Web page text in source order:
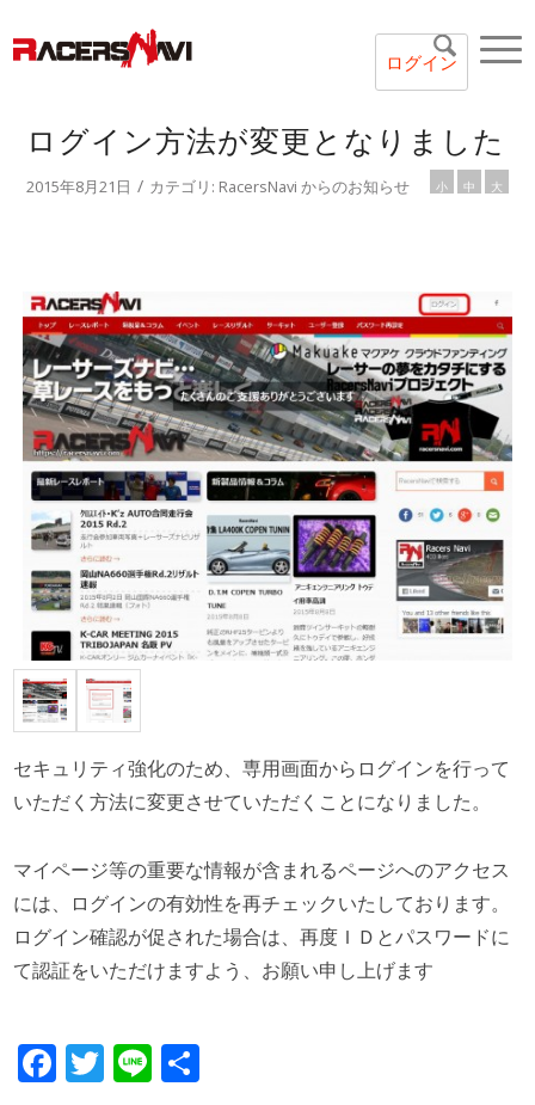
ログイン
ログイン方法が変更となりました
2015年8月21日 / カテゴリ: RacersNavi からのお知らせ 小 中 大
セキュリティ強化のため、専用画面からログインを行って
いただく方法に変更させていただくことになりました。
マイページ等の重要な情報が含まれるページへのアクセス
には、ログインの有効性を再チェックいたしております。
ログイン確認が促された場合は、再度ＩＤとパスワードに
て認証をいただけますよう、お願い申し上げます
Facebook
Twitter
Line